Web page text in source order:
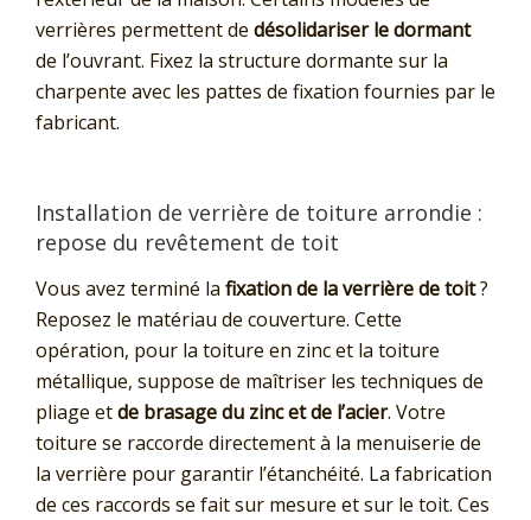
verrières permettent de désolidariser le dormant
de l’ouvrant. Fixez la structure dormante sur la
charpente avec les pattes de fixation fournies par le
fabricant.
Installation de verrière de toiture arrondie :
repose du revêtement de toit
Vous avez terminé la fixation de la verrière de toit?
Reposez le matériau de couverture. Cette
opération, pour la toiture en zinc et la toiture
métallique, suppose de maîtriser les techniques de
pliage etde brasage du zinc et de l’acier. Votre
toiture se raccorde directement à la menuiserie de
la verrière pour garantir l’étanchéité. La fabrication
de ces raccords se fait sur mesure et sur le toit. Ces